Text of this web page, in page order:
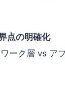
点の明確化
ク層 vs ア